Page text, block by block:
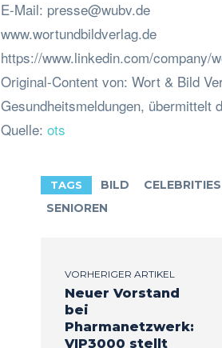
E-Mail: presse@wubv.de
www.wortundbildverlag.de
https://www.linkedin.com/company/
Original-Content von: Wort & Bild
Gesundheitsmeldungen, übermittelt
Quelle: ots
TAGS BILD CELEBRITIES
SENIOREN
VORHERIGER ARTIKEL
Neuer Vorstand
bei
Pharmanetzwerk:
VIP3000 stellt